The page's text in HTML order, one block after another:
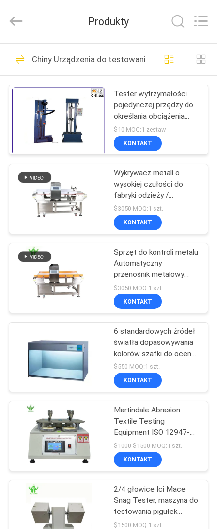
DOM
PRODUKTY
POKAZ
NAS
WYCIECZKA
FABRYCE
SKONTAKTUJ
NAMI
AKTUALNOŚCI
POPROSIĆ
O
WYCENĘ
SITEMAP
POLITYKA
PRYWATNOŚCI
INSTRUMENT
Rights
Urządzenia do
badania palności
409
Pionowy test
palności
22
Poziomy test
palności
Sprzęt do
testowania pożaru
Szlifierka do podłóg
betonowych
52
Produkty
Chiny Urządzenia do testowania tekstyliów
Tester wytrzymałości
pojedynczej przędzy do
określania obciążenia
zrywającego i rozciągania
$10 MOQ:1 zestaw
KONTAKT
Wykrywacz metali o
wysokiej czułości do
fabryki odzieży /
żywności
$3050 MOQ:1 szt.
KONTAKT
Sprzęt do kontroli metalu
Automatyczny
przenośnik metalowy
wykrywacz igieł do tkanin
/ żywności
$3050 MOQ:1 szt.
KONTAKT
6 standardowych źródeł
światła dopasowywania
kolorów szafki do oceny
koloru
$550 MOQ:1 szt.
KONTAKT
Martindale Abrasion
Textile Testing
Equipment ISO 12947-2
4 stacje
$1000-$1500 MOQ:1 szt.
KONTAKT
2/4 głowice Ici Mace
Snag Tester, maszyna do
testowania pigułek
BS5811
$1500 MOQ:1 szt.